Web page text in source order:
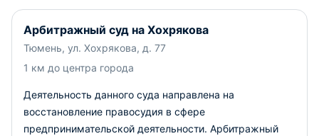
Арбитражный суд на Хохрякова
Тюмень, ул. Хохрякова, д. 77
1 км до центра города
Деятельность данного суда направлена на
восстановление правосудия в сфере
предпринимательской деятельности. Арбитражный